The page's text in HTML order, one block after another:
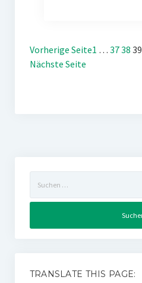
Vorherige Seite1 … 3738 39
Nächste Seite
nach:
TRANSLATE THIS PAGE: